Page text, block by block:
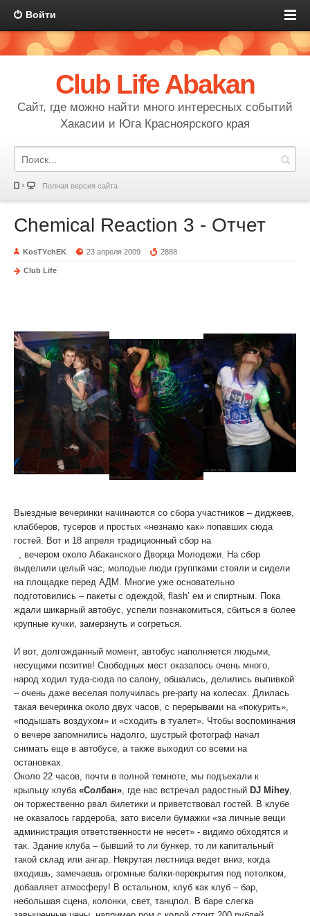
Войти
Club Life Abakan
Сайт, где можно найти много интересных событий
Хакасии и Юга Красноярского края
Полная версия сайта
Chemical Reaction 3 - Отчет
KosTYchEK 23 апреля 2009 2888
Club Life
Выездные вечеринки начинаются со сбора участников – диджеев,
клабберов, тусеров и простых «незнамо как» попавших сюда
гостей. Вот и 18 апреля традиционный сбор на
, вечером около Абаканского Дворца Молодежи. На сбор
выделили целый час, молодые люди группками стояли и сидели
на площадке перед АДМ. Многие уже основательно
подготовились – пакеты с одеждой, flash’ ем и спиртным. Пока
ждали шикарный автобус, успели познакомиться, сбиться в более
крупные кучки, замерзнуть и согреться.
И вот, долгожданный момент, автобус наполняется людьми,
несущими позитив! Свободных мест оказалось очень много,
народ ходил туда-сюда по салону, обшались, делились выпивкой
– очень даже веселая получилась pre-party на колесах. Длилась
такая вечеринка около двух часов, с перерывами на «покурить»,
«подышать воздухом» и «сходить в туалет». Чтобы воспоминания
о вечере запомнились надолго, шустрый фотограф начал
снимать еще в автобусе, а также выходил со всеми на
остановках.
Около 22 часов, почти в полной темноте, мы подъехали к
крыльцу клуба «Солбан», где нас встречал радостный DJ Mihey,
он торжественно рвал билетики и приветствовал гостей. В клубе
не оказалось гардероба, зато висели бумажки «за личные вещи
администрация ответственности не несет» - видимо обходятся и
так. Здание клуба – бывший то ли бункер, то ли капитальный
такой склад или ангар. Некрутая лестница ведет вниз, когда
входишь, замечаешь огромные балки-перекрытия под потолком,
добавляет атмосферу! В остальном, клуб как клуб – бар,
небольшая сцена, колонки, свет, танцпол. В баре слегка